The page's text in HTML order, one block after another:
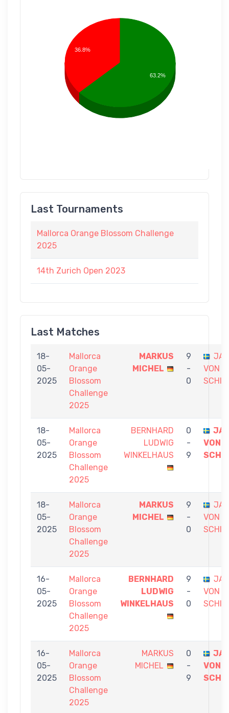
36.8%
63.2%
Last Tournaments
Mallorca Orange Blossom Challenge
2025
14th Zurich Open 2023
Last Matches
18-
05-
2025
Mallorca
Orange
Blossom
Challenge
2025
MARKUS
MICHEL
9
-
0
VON
18-
05-
2025
Mallorca
Orange
Blossom
Challenge
2025
BERNHARD
LUDWIG
WINKELHAUS
0
-
9
VON
18-
05-
2025
Mallorca
Orange
Blossom
Challenge
2025
MARKUS
MICHEL
9
-
0
VON
16-
05-
2025
Mallorca
Orange
Blossom
Challenge
2025
BERNHARD
LUDWIG
WINKELHAUS
9
-
0
VON
16-
05-
2025
Mallorca
Orange
Blossom
Challenge
2025
MARKUS
MICHEL
0
-
9
VON